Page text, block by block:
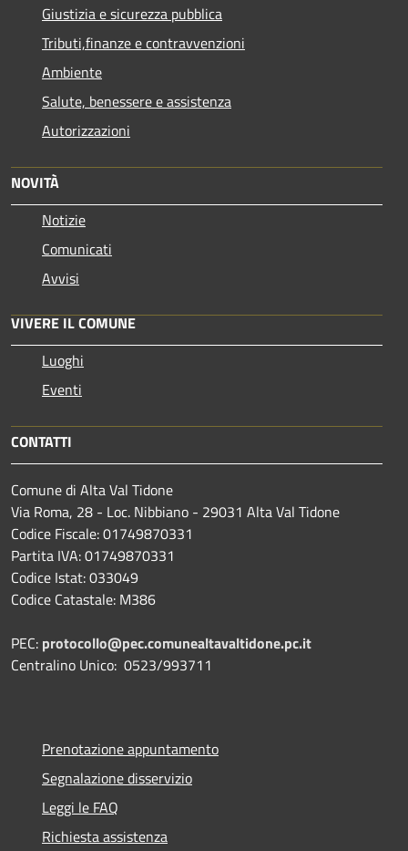
Giustizia e sicurezza pubblica
Tributi,finanze e contravvenzioni
Ambiente
Salute, benessere e assistenza
Autorizzazioni
NOVITÀ
Notizie
Comunicati
Avvisi
VIVERE IL COMUNE
Luoghi
Eventi
CONTATTI
Comune di Alta Val Tidone
Via Roma, 28 - Loc. Nibbiano - 29031 Alta Val Tidone
Codice Fiscale: 01749870331
Partita IVA: 01749870331
Codice Istat: 033049
Codice Catastale: M386
PEC: protocollo@pec.comunealtavaltidone.pc.it
Centralino Unico: 0523/993711
Prenotazione appuntamento
Segnalazione disservizio
Leggi le FAQ
Richiesta assistenza